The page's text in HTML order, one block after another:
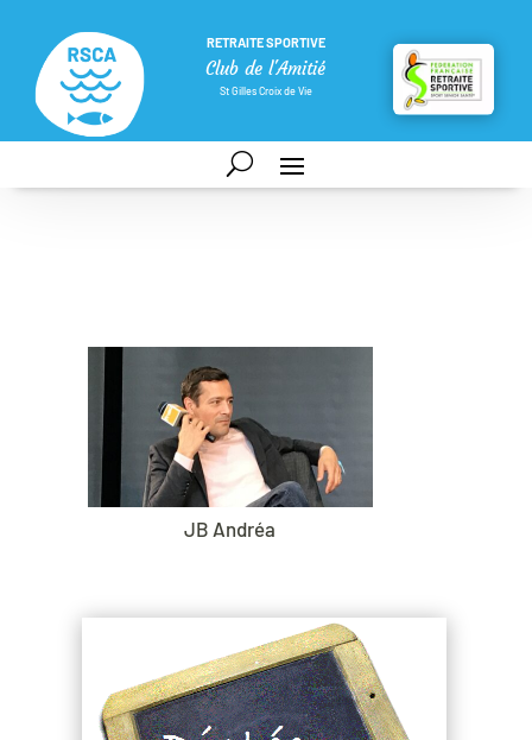
RETRAITE SPORTIVE
Club de l'Amitié
St Gilles Croix de Vie
JB Andréa